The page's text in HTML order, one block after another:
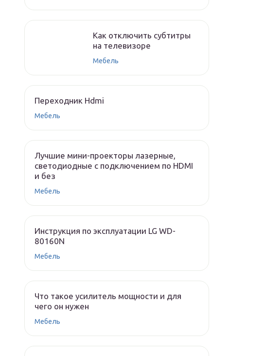
Как отключить субтитры
на телевизоре
Мебель
Переходник Hdmi
Мебель
Лучшие мини-проекторы лазерные,
светодиодные с подключением по HDMI
и без
Мебель
Инструкция по эксплуатации LG WD-
80160N
Мебель
Что такое усилитель мощности и для
чего он нужен
Мебель